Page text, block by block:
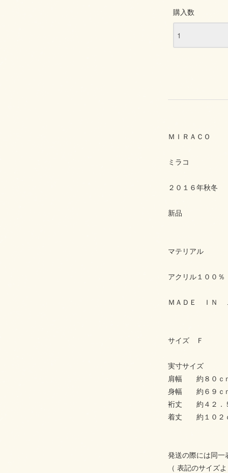
購入数
ＭＩＲＡＣＯ
ミラコ
２０１６年秋冬
新品
マテリアル
アクリル１００％
ＭＡＤＥ ＩＮ
サイズ Ｆ
実寸サイズ
肩幅 約８０ｃ
身幅 約６９ｃ
裄丈 約４２．
着丈 約１０２
発送の際には同一
（ 表記のサイズ